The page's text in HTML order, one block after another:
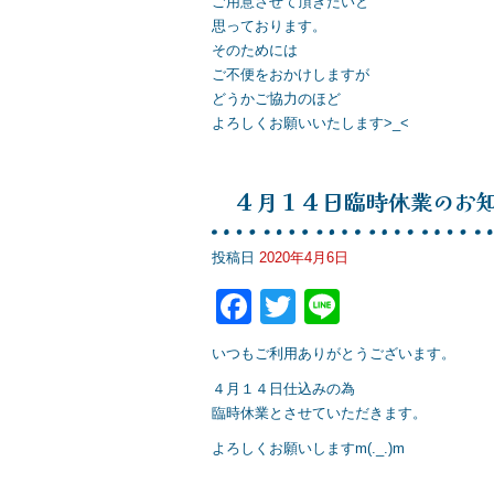
思っております。
そのためには
ご不便をおかけしますが
どうかご協力のほど
よろしくお願いいたします>_<
４月１４日臨時休業のお
投稿日 2020年4月6日
F
a
c
e
b
T
wi
tt
er
n
e
いつもご利用ありがとうございます。
４月１４日仕込みの為
臨時休業とさせていただきます。
よろしくお願いしますm(._.)m